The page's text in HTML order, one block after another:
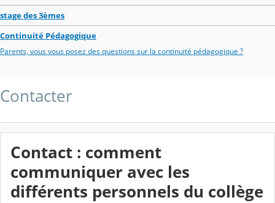
stage des 3èmes
Continuité Pédagogique
Parents, vous vous posez des questions sur la continuité pédagogique ?
Contacter
Contact : comment
communiquer avec les
différents personnels du collège